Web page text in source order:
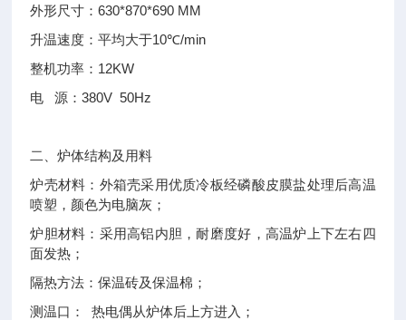
外形尺寸：630*870*690 MM
升温速度：平均大于10℃/min
整机功率： 12KW
电 源：380V 50Hz
二、炉体结构及用料
炉壳材料：外箱壳采用优质冷板经磷酸皮膜盐处理后高温
喷塑，颜色为电脑灰；
炉胆材料：采用高铝内胆，耐磨度好，高温炉上下左右四
面发热；
隔热方法：保温砖及保温棉；
测温口：
热电偶从炉体后上方进入；